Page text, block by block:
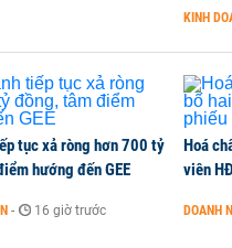
KINH
tục xả ròng hơn 700 tỷ
hướng đến GEE
- 16 giờ trước
Hoá
viên
DOANH